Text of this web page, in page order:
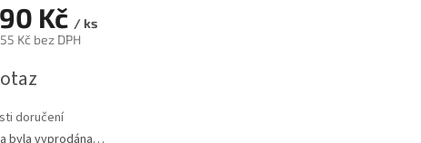
Kč / ks
Kč bez DPH
doručení